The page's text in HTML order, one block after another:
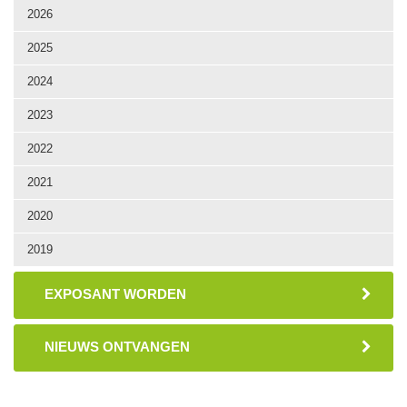
2026
2025
2024
2023
2022
2021
2020
2019
EXPOSANT WORDEN
NIEUWS ONTVANGEN